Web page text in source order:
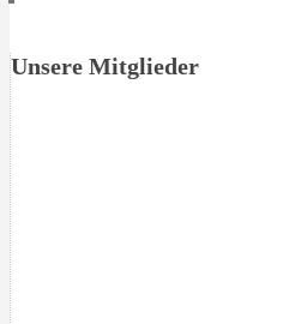
Unsere Mitglieder